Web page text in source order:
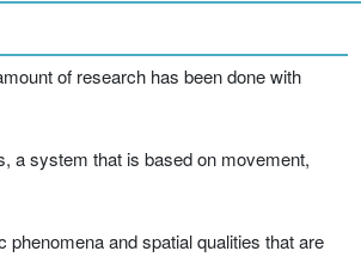
of research has been done with
a system that is based on movement,
and spatial qualities that are